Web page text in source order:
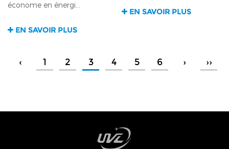
économe en énergi...
EN SAVOIR PLUS
EN SAVOIR PLUS
‹ 1 2 3 4 5 6 › ››